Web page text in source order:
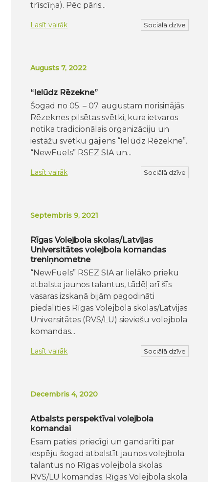
trīscīņa). Pēc pāris...
Lasīt vairāk Sociālā dzīve
Augusts 7, 2022
“Ielūdz Rēzekne”
Šogad no 05. – 07. augustam norisinājās
Rēzeknes pilsētas svētki, kura ietvaros
notika tradicionālais organizāciju un
iestāžu svētku gājiens “Ielūdz Rēzekne”.
“NewFuels” RSEZ SIA un...
Lasīt vairāk Sociālā dzīve
Septembris 9, 2021
Rīgas Volejbola skolas/Latvijas
Universitātes volejbola komandas
treniņnometne
“NewFuels” RSEZ SIA ar lielāko prieku
atbalsta jaunos talantus, tādēļ arī šīs
vasaras izskaņā bijām pagodināti
piedalīties Rīgas Volejbola skolas/Latvijas
Universitātes (RVS/LU) sieviešu volejbola
komandas...
Lasīt vairāk Sociālā dzīve
Decembris 4, 2020
Atbalsts perspektīvai volejbola
komandai
Esam patiesi priecīgi un gandarīti par
iespēju šogad atbalstīt jaunos volejbola
talantus no Rīgas volejbola skolas
RVS/LU komandas. Rīgas Volejbola skola